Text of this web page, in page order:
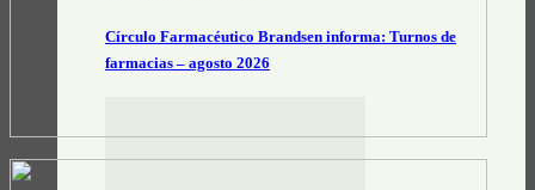
Círculo Farmacéutico Brandsen informa: Turnos de
farmacias – agosto 2026